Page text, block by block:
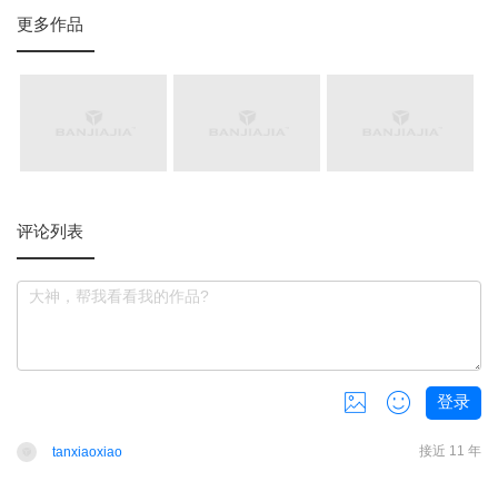
更多作品
评论列表
登录
tanxiaoxiao 接近 11 年